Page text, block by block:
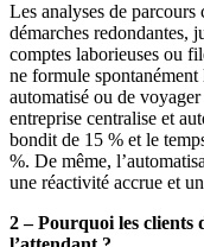
Les analyses de
démarches redondantes,
comptes laborieuses ou
ne formule
automatisé ou de
entreprise centralise et
bondit de 15 % et le
%. De même,
une réactivité accrue et
2 – Pourquoi les